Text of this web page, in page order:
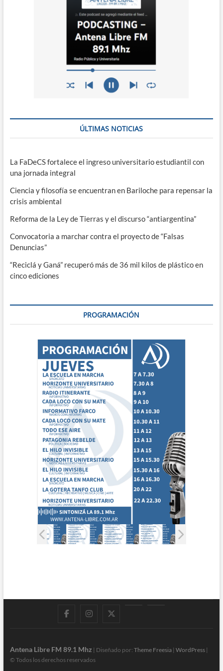
ÚLTIMAS NOTICIAS
La FaDeCS fortalece el ingreso universitario estudiantil con
una jornada integral
Ciencia y filosofía se encuentran en Bariloche para repensar la
crisis ambiental
Reforma de la Ley de Tierras y el discurso “antiargentina”
Convocatoria a marchar contra el proyecto de “Falsas
Denuncias”
“Reciclá y Ganá” recuperó más de 36 mil kilos de plástico en
cinco ediciones
PROGRAMACIÓN
FacebookInstagram
Antena Libre FM 89.1 Mhz | Diseñado por: Theme Freesia| WordPress|
© Todos los derechos reservados